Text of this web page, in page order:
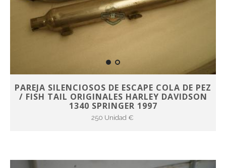
PAREJA SILENCIOSOS DE ESCAPE COLA DE PEZ
/ FISH TAIL ORIGINALES HARLEY DAVIDSON
1340 SPRINGER 1997
250 Unidad €